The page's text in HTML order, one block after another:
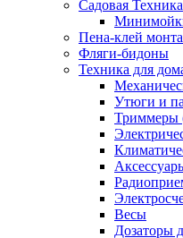
Садовая Техника
Пена-клей
Фляги-бидоны
Техника для
Утюги и
Триммеры
Весы
Дозаторы